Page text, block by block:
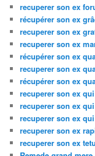
recuperer son ex
récupérer son ex
recuperer son ex
recuperer son ex
récupérer son ex
recuperer son ex
récupérer son ex
recuperer son ex
recuperer son ex
recuperer son ex
recuperer son ex
recuperer son ex tetu